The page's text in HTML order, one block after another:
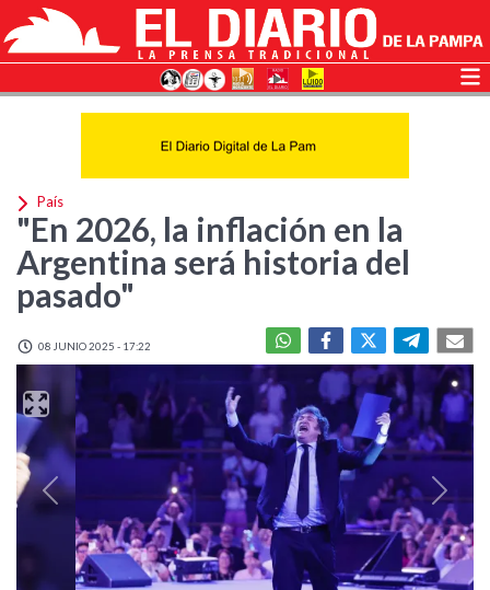
País
"En 2026, la inflación en la
Argentina será historia del
pasado"
08 JUNIO 2025 - 17:22
Previous Next